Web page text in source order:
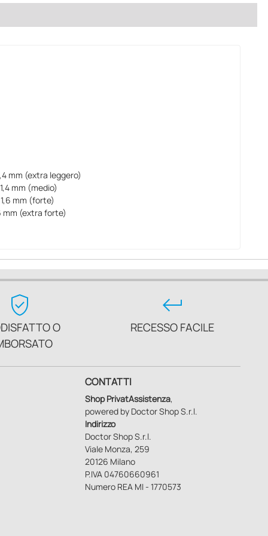
mm (extra leggero)
mm (medio)
mm (forte)
mm (extra forte)
verified_user
O
keyboard_return
RECESSO FACILE
CONTATTI
Shop PrivatAssistenza,
powered by Doctor Shop S.r.l.
Indirizzo
Doctor Shop S.r.l.
Viale Monza, 259
20126 Milano
P.IVA 04760660961
Numero REA MI - 1770573